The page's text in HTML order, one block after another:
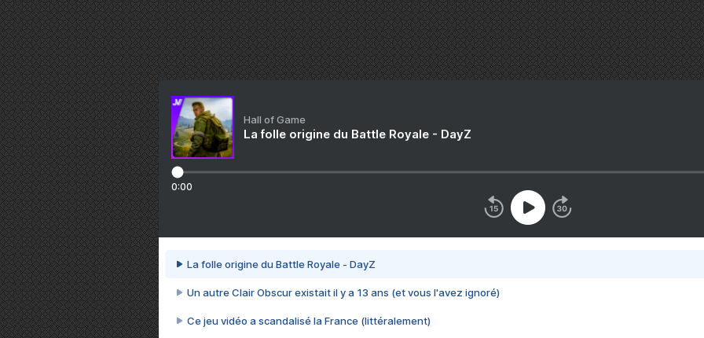
Hall of Game
La folle origine du Battle Royale - DayZ
0:00
La folle origine du Battle Royale - DayZ
Un autre Clair Obscur existait il y a 13 ans (et vous l'avez ignoré)
Ce jeu vidéo a scandalisé la France (littéralement)